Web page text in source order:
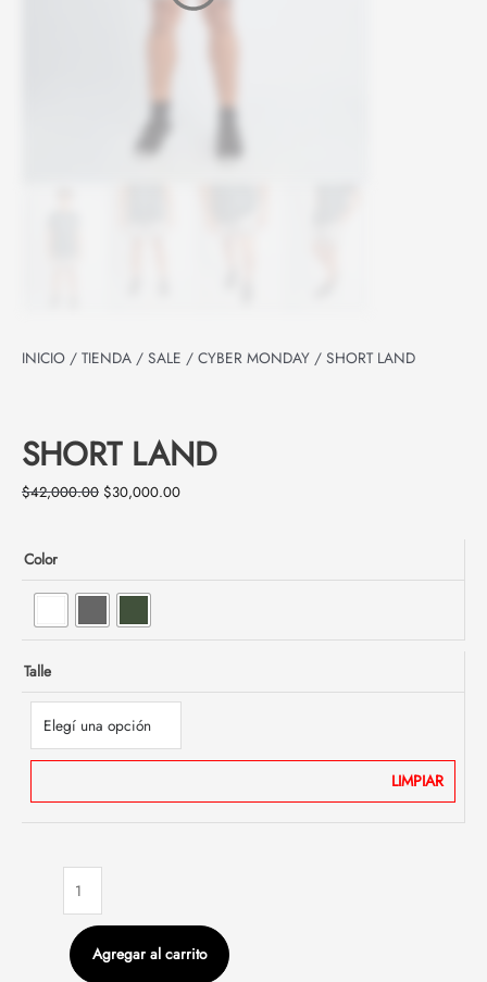
INICIO / TIENDA / SALE / CYBER MONDAY / SHORT LAND
SHORT LAND
$42,000.00 $30,000.00
Color
Talle
LIMPIAR
Agregar al carrito